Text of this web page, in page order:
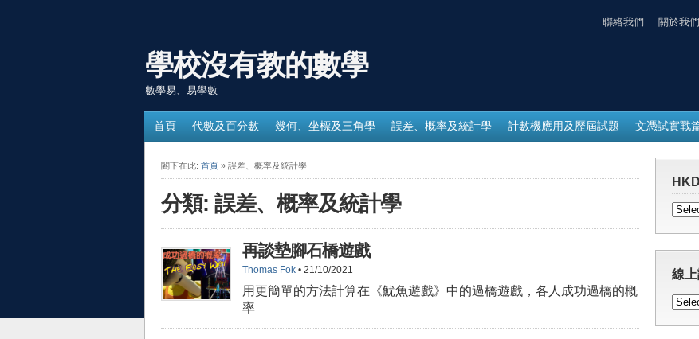
聯絡我們 關於我們
學校沒有教的數學
數學易、易學數
首頁 代數及百分數 幾何、坐標及三角學 誤差、概率及統計學 計數機應用及歷屆試題 文憑試實戰
閣下在此: 首頁 » 誤差、概率及統計學
分類: 誤差、概率及統計學
再談墊腳石橋遊戲
Thomas Fok • 21/10/2021
用更簡單的方法計算在《魷魚遊戲》中的過橋遊戲，各人成功過橋的概
率
線